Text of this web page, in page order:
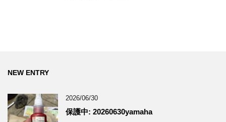
NEW ENTRY
2026/06/30
保護中: 20260630yamaha